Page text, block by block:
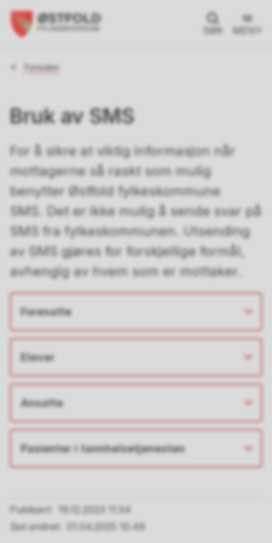
SØK MENY
Du
Forsiden
Bruk av SMS
For å sikre at viktig informasjon når
mottagerne så raskt som mulig
benytter Østfold fylkeskommune
SMS. Det er ikke mulig å sende svar på
SMS fra fylkeskommunen. Utsending
av SMS gjøres for forskjellige formål,
avhengig av hvem som er mottaker.
Foresatte
Elever
Ansatte
Pasienter i tannhelsetjenesten
Publisert
19.12.2023 11.54
Sist endret
01.04.2025 10.49